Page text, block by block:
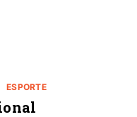
ESPORTE